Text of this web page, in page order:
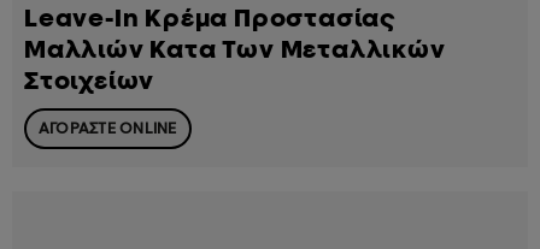
Leave-In Κρέμα Προστασίας
Μαλλιών Κατα Των Μεταλλικών
Στοιχείων
ΑΓΟΡΑΣΤΕ ONLINE